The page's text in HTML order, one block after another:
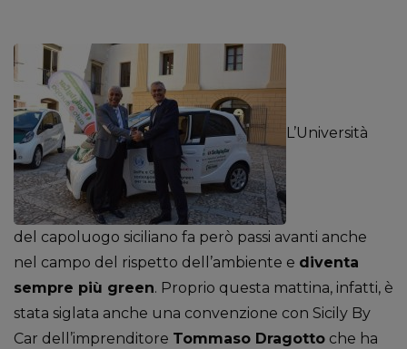
L’Università
del capoluogo siciliano fa però passi avanti anche
nel campo del rispetto dell’ambiente e diventa
sempre più green. Proprio questa mattina, infatti, è
stata siglata anche una convenzione con Sicily By
Car dell’imprenditore Tommaso Dragotto che ha